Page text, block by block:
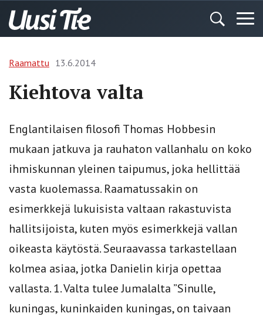
Raamattu 13.6.2014
Kiehtova valta
Englantilaisen filosofi Thomas Hobbesin
mukaan jatkuva ja rauhaton vallanhalu on koko
ihmiskunnan yleinen taipumus, joka hellittää
vasta kuolemassa. Raamatussakin on
esimerkkejä lukuisista valtaan rakastuvista
hallitsijoista, kuten myös esimerkkejä vallan
oikeasta käytöstä. Seuraavassa tarkastellaan
kolmea asiaa, jotka Danielin kirja opettaa
vallasta. 1. Valta tulee Jumalalta ”Sinulle,
kuningas, kuninkaiden kuningas, on taivaan